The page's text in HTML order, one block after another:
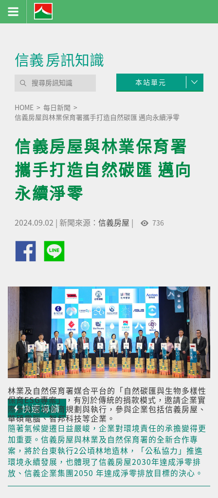
信義房訊知識
本站單元
HOME
每日新聞
信義房屋與林業保育署攜手打造自然碳匯 邁向永續淨零
信義房屋與林業保育署
攜手打造自然碳匯 邁向
永續淨零
2024.09.02 | 新聞來源： 信義房屋 | 736
林業及自然保育署媒合平台的「自然碳匯與生物多樣性
保育ESG專案」，有別於傳統的捐款模式，邀請企業實
際參與環境保育規劃與執行，參與企業包括信義房屋、
華碩電腦、智邦科技等企業。
快速導讀
隨著氣候變遷日益嚴峻，企業對環境責任的承擔變得更
加重要。信義房屋與林業及自然保育署的全新合作專
案，將於台東執行2公頃林地造林，「公私協力」推進
環境永續發展，也體現了信義房屋2030年達成淨零排
放、信義企業集團2050 年達成淨零排放目標的決心。